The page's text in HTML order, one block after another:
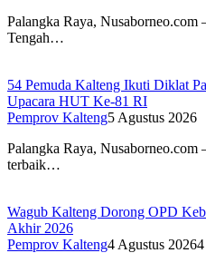
Palangka Raya, Nusaborneo.com
Tengah…
54 Pemuda Kalteng Ikuti Diklat
Upacara HUT Ke-81 RI
Pemprov Kalteng5 Agustus 2026
Palangka Raya, Nusaborneo.com
terbaik…
Wagub Kalteng Dorong OPD
Akhir 2026
Pemprov Kalteng4 Agustus 2026